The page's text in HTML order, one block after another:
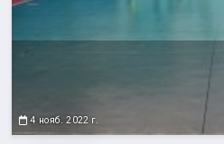
4 нояб. 2022 г.